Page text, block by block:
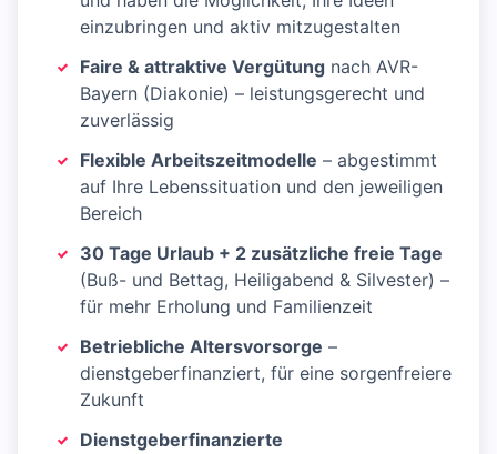
einzubringen und aktiv mitzugestalten
Faire & attraktive Vergütung nach AVR-
Bayern (Diakonie) – leistungsgerecht und
zuverlässig
Flexible Arbeitszeitmodelle – abgestimmt
auf Ihre Lebenssituation und den jeweiligen
Bereich
30 Tage Urlaub + 2 zusätzliche freie Tage
(Buß- und Bettag, Heiligabend & Silvester) –
für mehr Erholung und Familienzeit
Betriebliche Altersvorsorge –
dienstgeberfinanziert, für eine sorgenfreiere
Zukunft
Dienstgeberfinanzierte